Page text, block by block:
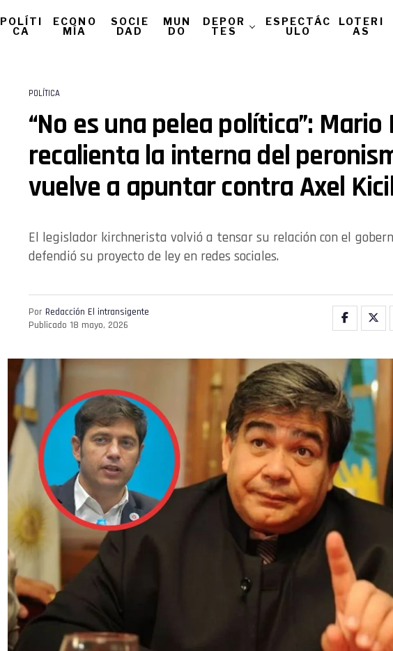
POLÍTI
CA
ECONO
MÍA
SOCIE
DAD
MUN
DO
DEPOR
TES
ESPECTÁC
ULO
LOTERI
AS
POLÍTICA
“No es una pelea política”: Mario
recalienta la interna del
vuelve a apuntar contra Axel
El legislador kirchnerista volvió a tensar su relación con el
defendió su proyecto de ley en redes sociales.
Por Redacción El intransigente
Publicado 18 mayo, 2026